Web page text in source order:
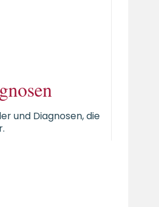
und Diagnosen, die